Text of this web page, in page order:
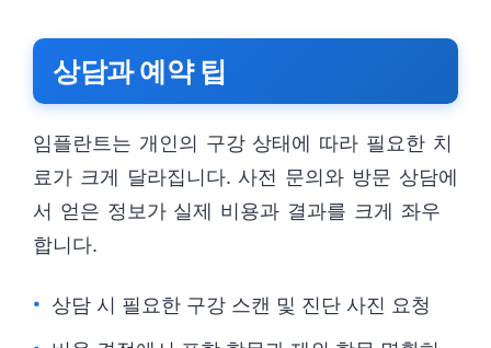
상담과 예약 팁
임플란트는 개인의 구강 상태에 따라 필요한 치
료가 크게 달라집니다. 사전 문의와 방문 상담에
서 얻은 정보가 실제 비용과 결과를 크게 좌우
합니다.
상담 시 필요한 구강 스캔 및 진단 사진 요청